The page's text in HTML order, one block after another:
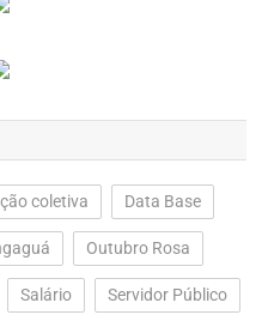
coletiva Data Base
Outubro Rosa
Salário Servidor Público